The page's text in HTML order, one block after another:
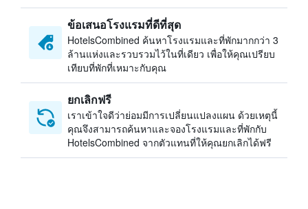
ข้อเสนอโรงแรมที่ดีที่สุด
HotelsCombined ค้นหาโรงแรมและที่พักมากกว่า 3
ล้านแห่งและรวบรวมไว้ในที่เดียว เพื่อให้คุณเปรียบ
เทียบที่พักที่เหมาะกับคุณ
ยกเลิกฟรี
เราเข้าใจดีว่าย่อมมีการเปลี่ยนแปลงแผน ด้วยเหตุนี้
คุณจึงสามารถค้นหาและจองโรงแรมและที่พักกับ
HotelsCombined จากตัวแทนที่ให้คุณยกเลิกได้ฟรี